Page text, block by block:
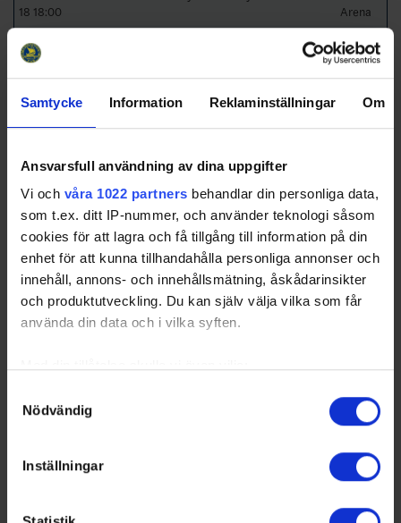
Samtycke Information Reklaminställningar Om
Ansvarsfull användning av dina uppgifter
Vi och våra 1022 partners behandlar din personliga data,
som t.ex. ditt IP-nummer, och använder teknologi såsom
cookies för att lagra och få tillgång till information på din
enhet för att kunna tillhandahålla personliga annonser och
innehåll, annons- och innehållsmätning, åskådarinsikter
och produktutveckling. Du kan själv välja vilka som får
använda din data och i vilka syften.
kan ha en noggrannhet på upp till flera meter
Nödvändig
Inställningar
18 18:00
Arena
18 16:45
Arena
2026-04-
Placering: 3 Grundspel - Placering:
Reliable
2026-04-
Placering: 1 Grundspel - Placering:
Swehockey – Svenska Ishockeyförbundets officiella app
Swehockey ger dig tillgång till nyheter, livebevakning
och statistik för samtliga ishockeyserier som spelas i
periodpaus m.m.
De senaste hockeynyheterna ifrån Svenska
Liverapportering